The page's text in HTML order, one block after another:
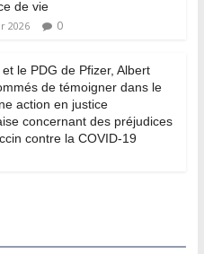
de vie
2026 0
le PDG de Pfizer, Albert
de témoigner dans le
action en justice
concernant des préjudices
contre la COVID-19